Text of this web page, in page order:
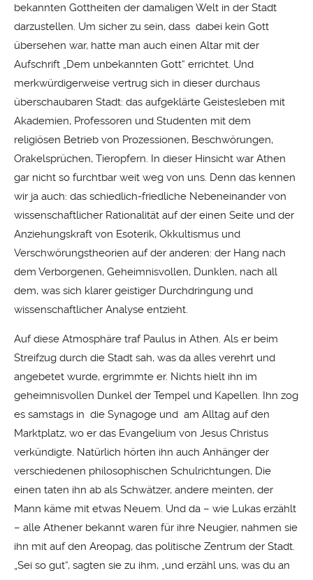
bekannten Gottheiten der damaligen Welt in der Stadt
darzustellen. Um sicher zu sein, dass dabei kein Gott
übersehen war, hatte man auch einen Altar mit der
Aufschrift „Dem unbekannten Gott“ errichtet. Und
merkwürdigerweise vertrug sich in dieser durchaus
überschaubaren Stadt: das aufgeklärte Geistesleben mit
Akademien, Professoren und Studenten mit dem
religiösen Betrieb von Prozessionen, Beschwörungen,
Orakelsprüchen, Tieropfern. In dieser Hinsicht war Athen
gar nicht so furchtbar weit weg von uns. Denn das kennen
wir ja auch: das schiedlich-friedliche Nebeneinander von
wissenschaftlicher Rationalität auf der einen Seite und der
Anziehungskraft von Esoterik, Okkultismus und
Verschwörungstheorien auf der anderen: der Hang nach
dem Verborgenen, Geheimnisvollen, Dunklen, nach all
dem, was sich klarer geistiger Durchdringung und
wissenschaftlicher Analyse entzieht.
Auf diese Atmosphäre traf Paulus in Athen. Als er beim
Streifzug durch die Stadt sah, was da alles verehrt und
angebetet wurde, ergrimmte er. Nichts hielt ihn im
geheimnisvollen Dunkel der Tempel und Kapellen. Ihn zog
es samstags in die Synagoge und am Alltag auf den
Marktplatz, wo er das Evangelium von Jesus Christus
verkündigte. Natürlich hörten ihn auch Anhänger der
verschiedenen philosophischen Schulrichtungen, Die
einen taten ihn ab als Schwätzer, andere meinten, der
Mann käme mit etwas Neuem. Und da – wie Lukas erzählt
– alle Athener bekannt waren für ihre Neugier, nahmen sie
ihn mit auf den Areopag, das politische Zentrum der Stadt.
„Sei so gut“, sagten sie zu ihm, „und erzähl uns, was du an